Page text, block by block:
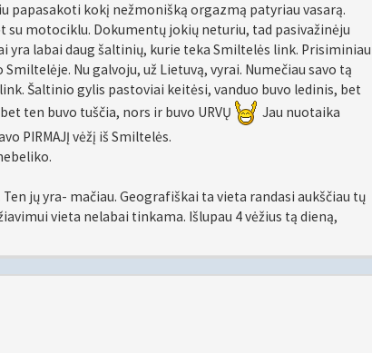
papasakoti kokį nežmonišką orgazmą patyriau vasarą.
su motociklu. Dokumentų jokių neturiu, tad pasivažinėju
yra labai daug šaltinių, kurie teka Smiltelės link. Prisiminiau
Nu galvoju, už Lietuvą, vyrai. Numečiau savo tą
Šaltinio gylis pastoviai keitėsi, vanduo buvo ledinis, bet
ten buvo tuščia, nors ir buvo URVŲ
Jau nuotaika
PIRMAJĮ vėžį iš Smiltelės.
jų yra- mačiau. Geografiškai ta vieta randasi aukščiau tų
vieta nelabai tinkama. Išlupau 4 vėžius tą dieną,